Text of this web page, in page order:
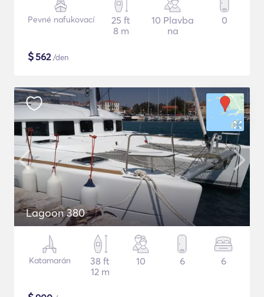
Pevné nafukovací
25 ft
8 m
10 Plavba
na
0
$562/den
Lagoon 380
Katamarán
38 ft
12 m
10 6 6